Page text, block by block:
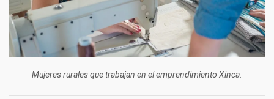
Mujeres rurales que trabajan en el emprendimiento Xinca.